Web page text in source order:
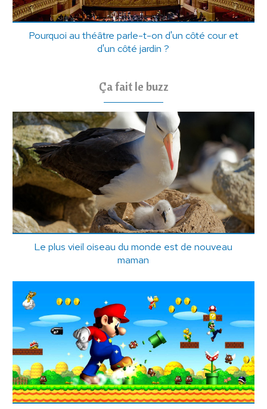
Pourquoi au théâtre parle-t-on d'un côté cour et
d'un côté jardin ?
Ça fait le buzz
Le plus vieil oiseau du monde est de nouveau
maman